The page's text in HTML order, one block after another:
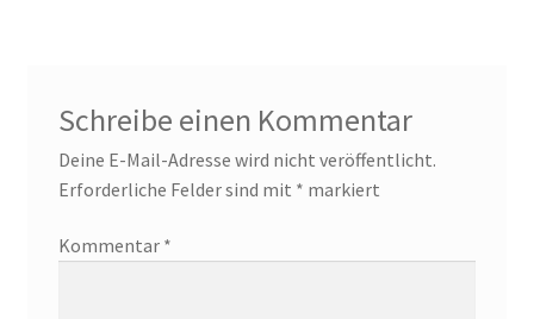
Schreibe einen Kommentar
Deine E-Mail-Adresse wird nicht veröffentlicht.
Erforderliche Felder sind mit * markiert
Kommentar *